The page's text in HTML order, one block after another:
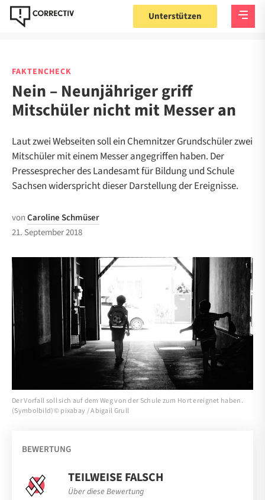
Unterstützen
FAKTENCHECK
Nein – Neunjähriger griff
Mitschüler nicht mit Messer an
Laut zwei Webseiten soll ein Chemnitzer Grundschüler zwei
Mitschüler mit einem Messer angegriffen haben. Der
Pressesprecher des Landesamt für Bildung und Schule
Sachsen widerspricht dieser Darstellung der Ereignisse.
vonCaroline Schmüser
21. September 2018
Der Vorfall soll sich auf dem Weg von der Schule zum Hort ereignet haben.
(Symbolbild)© pixabay / Abigail Grull
BEWERTUNG
TEILWEISE FALSCH
Über diese Bewertung